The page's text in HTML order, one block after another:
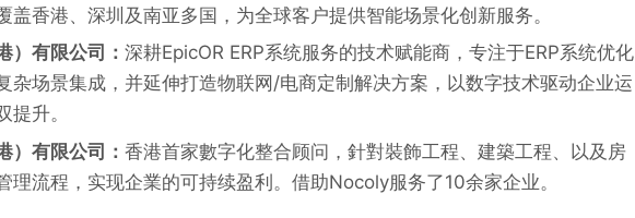
盖香港、深圳及南亚多国，为全球客户提供智能场景化创新服务。
）有限公司： 深耕EpicOR ERP系统服务的技术赋能商，专注于ERP系统优化
杂场景集成，并延伸打造物联网/电商定制解决方案，以数字技术驱动企业运
升。
）有限公司： 香港首家數字化整合顾问，針對裝飾工程、建築工程、以及房
理流程，实现企業的可持续盈利。借助Nocoly服务了10余家企业。